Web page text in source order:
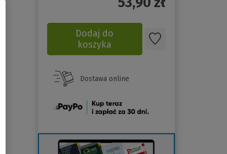
Dodaj do
koszyka
Dostawa online
(Nowe